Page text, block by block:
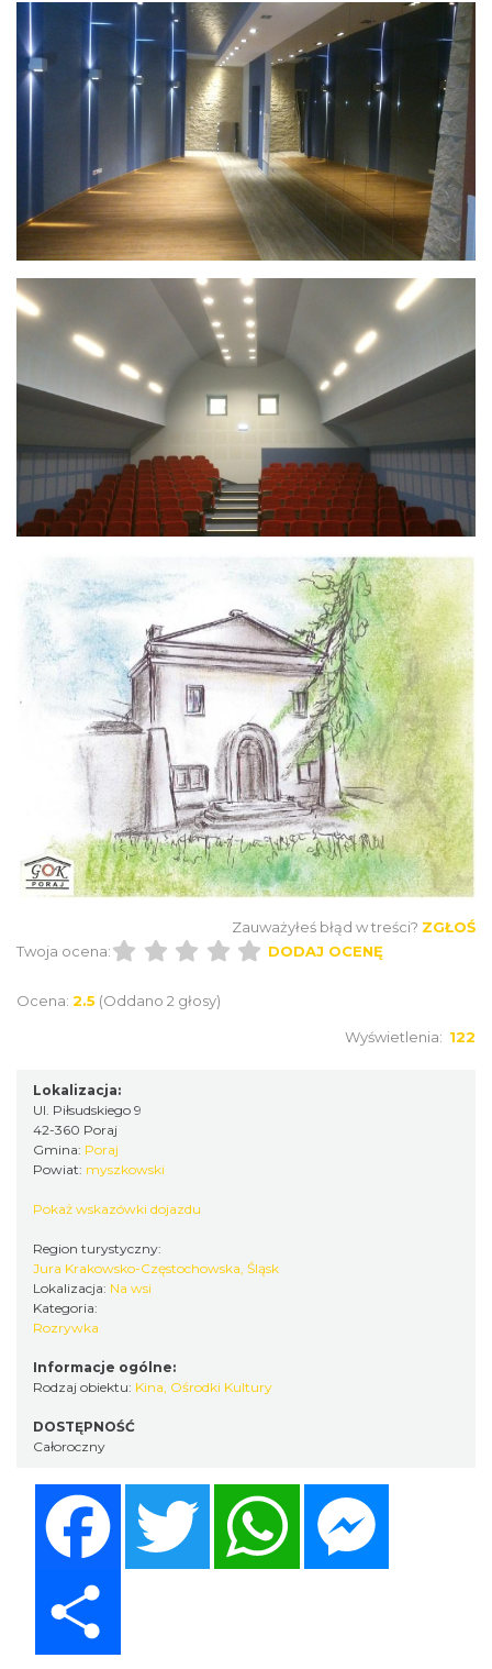
Zauważyłeś błąd w treści? ZGŁOŚ
Twoja ocena:
DODAJ OCENĘ
Ocena: 2.5 (Oddano 2 głosy)
Wyświetlenia: 122
Lokalizacja:
Ul. Piłsudskiego 9
42-360 Poraj
Gmina: Poraj
Powiat: myszkowski
Pokaż wskazówki dojazdu
Region turystyczny:
Jura Krakowsko-Częstochowska, Śląsk
Lokalizacja: Na wsi
Kategoria:
Rozrywka
Informacje ogólne:
Rodzaj obiektu: Kina, Ośrodki Kultury
DOSTĘPNOŚĆ
Całoroczny
Twitter